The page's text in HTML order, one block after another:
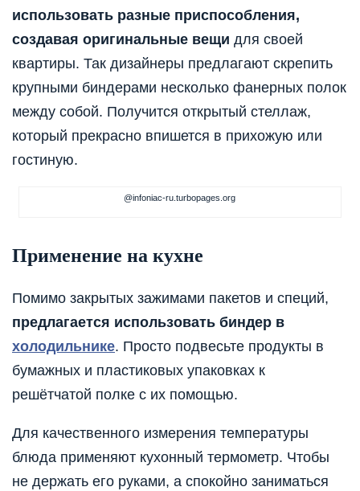
использовать разные приспособления,
создавая оригинальные вещи для своей
квартиры. Так дизайнеры предлагают скрепить
крупными биндерами несколько фанерных полок
между собой. Получится открытый стеллаж,
который прекрасно впишется в прихожую или
гостиную.
@infoniac-ru.turbopages.org
Применение на кухне
Помимо закрытых зажимами пакетов и специй,
предлагается использовать биндер в
холодильнике. Просто подвесьте продукты в
бумажных и пластиковых упаковках к
решётчатой полке с их помощью.
Для качественного измерения температуры
блюда применяют кухонный термометр. Чтобы
не держать его руками, а спокойно заниматься